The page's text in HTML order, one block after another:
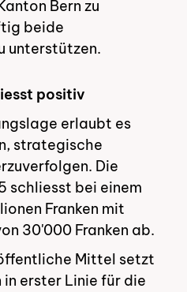
Bern zu
beide
unterstützen.
positiv
erlaubt es
strategische
Die
schliesst bei einem
Franken mit
30'000 Franken ab.
Mittel setzt
in erster Linie für die